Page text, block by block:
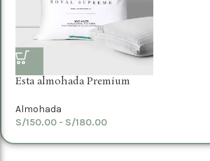
Esta almohada Premium
Almohada
S/150.00 - S/180.00